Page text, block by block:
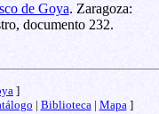
de Goya. Zaragoza:
documento 232.
]
| Biblioteca | Mapa ]